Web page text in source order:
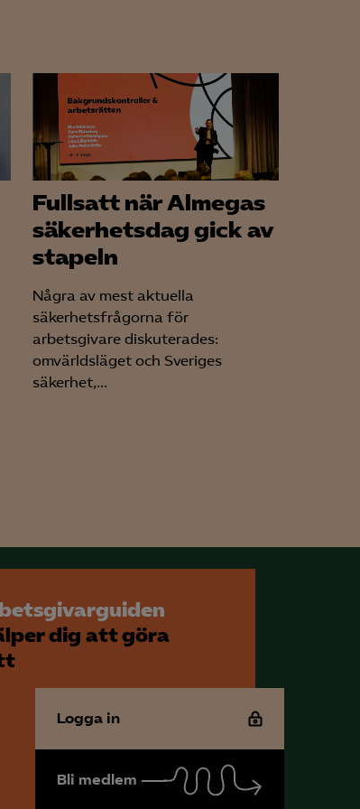
Fullsatt när Almegas
säkerhetsdag gick av
stapeln
Några av mest aktuella
säkerhetsfrågorna för
arbetsgivare diskuterades:
omvärldsläget och Sveriges
säkerhet,...
dig att göra
Logga in
Bli medlem